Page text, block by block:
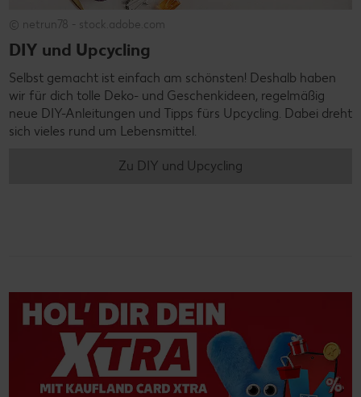
© netrun78 - stock.adobe.com
DIY und Upcycling
Selbst gemacht ist einfach am schönsten! Deshalb haben
wir für dich tolle Deko- und Geschenkideen, regelmäßig
neue DIY-Anleitungen und Tipps fürs Upcycling. Dabei dreht
sich vieles rund um Lebensmittel.
Zu DIY und Upcycling